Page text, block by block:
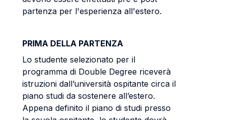
partenza per l'esperienza all'estero.
PRIMA DELLA PARTENZA
Lo studente selezionato per il
programma di Double Degree riceverà
istruzioni dall’università ospitante circa il
piano studi da sostenere all’estero.
Appena definito il piano di studi presso